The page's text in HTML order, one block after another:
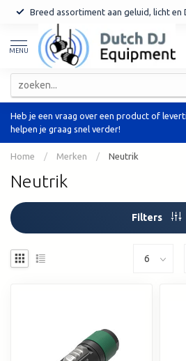
Breed assortiment aan geluid, licht en
MENU
Heb je een vraag over een product of
helpen je graag snel verder!
Home / Merken / Neutrik
Neutrik
Filters